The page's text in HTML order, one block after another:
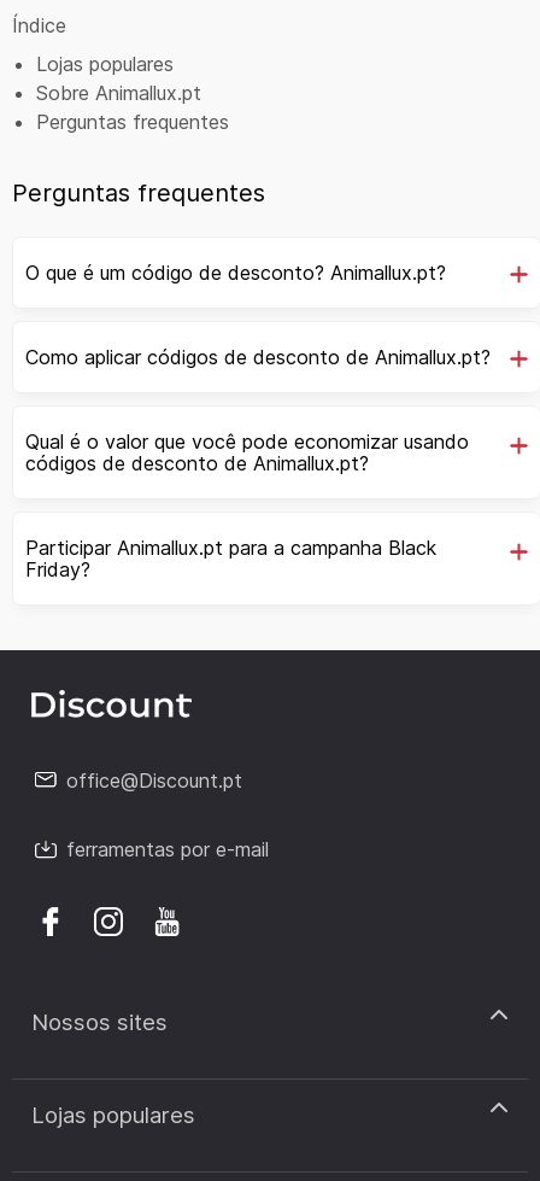
Índice
Lojas populares
Sobre Animallux.pt
Perguntas frequentes
Perguntas frequentes
O que é um código de desconto? Animallux.pt?
Como aplicar códigos de desconto de Animallux.pt?
Qual é o valor que você pode economizar usando
códigos de desconto de Animallux.pt?
Participar Animallux.pt para a campanha Black
Friday?
office@Discount.pt
ferramentas por e-mail
Nossos sites
discount.pt
discount.sk
Lojas populares
Cupão de desconto Zooplus